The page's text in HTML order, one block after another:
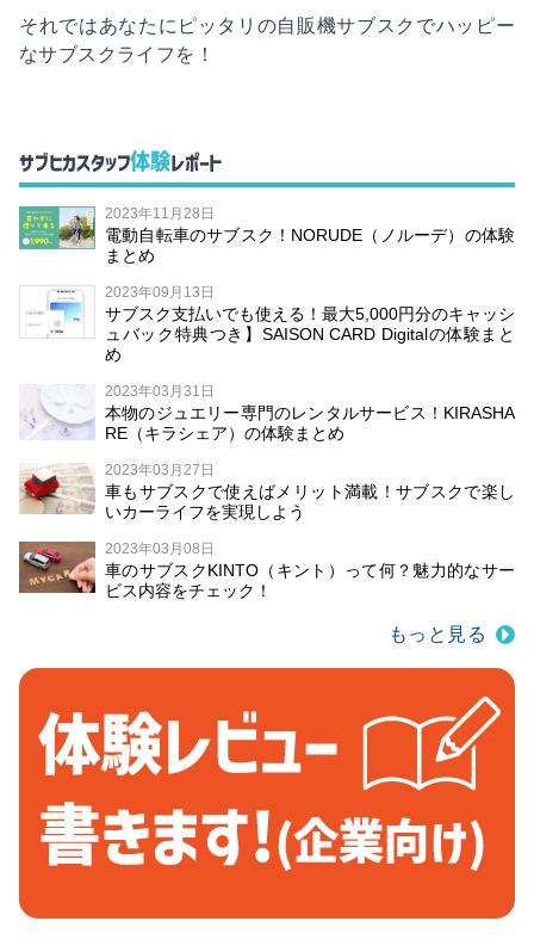
それではあなたにピッタリの自販機サブスクでハッピー
なサブスクライフを！
サブヒカスタッフ体験レポート
2023年11月28日
電動自転車のサブスク！NORUDE（ノルーデ）の体験
まとめ
2023年09月13日
サブスク支払いでも使える！最大5,000円分のキャッシ
ュバック特典つき】SAISON CARD Digitalの体験まと
め
2023年03月31日
本物のジュエリー専門のレンタルサービス！KIRASHA
RE（キラシェア）の体験まとめ
2023年03月27日
車もサブスクで使えばメリット満載！サブスクで楽し
いカーライフを実現しよう
2023年03月08日
車のサブスクKINTO（キント）って何？魅力的なサー
ビス内容をチェック！
もっと見る